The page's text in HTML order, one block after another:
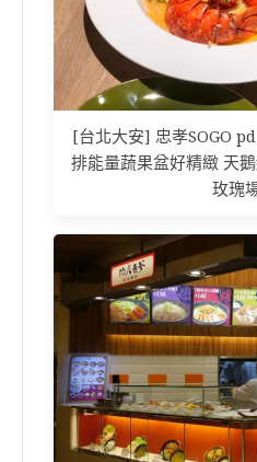
[台北大安] 忠孝SOGO
排能量蔬果盆好精緻 天
玫瑰